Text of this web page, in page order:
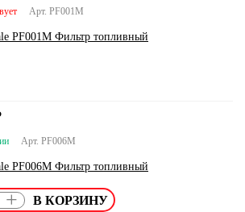
Арт. PF001M
PF001M Фильтр топливный
Арт. PF006M
PF006M Фильтр топливный
+